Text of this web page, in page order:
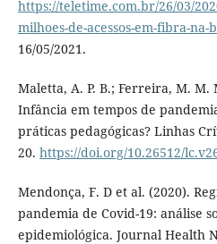
https://teletime.com.br/26/03/
milhoes-de-acessos-em-fibra-
16/05/2021.
Maletta, A. P. B.; Ferreira, M. M.
Infância em tempos de
práticas pedagógicas? Linhas
20. https://doi.org/10.26512/
Mendonça, F. D et al. (2020).
pandemia de Covid-19: análise
epidemiológica. Journal Health